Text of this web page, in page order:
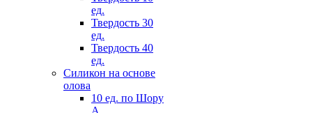
ед.
Твердость 30
ед.
Твердость 40
ед.
Силикон на основе
олова
10 ед. по Шору
А